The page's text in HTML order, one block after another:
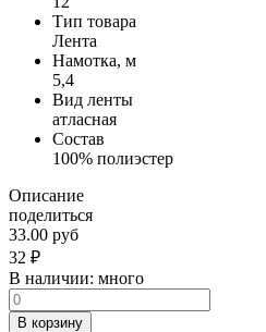
Тип товара
Лента
Намотка, м
5,4
Вид ленты
атласная
Состав
100% полиэстер
Описание
поделиться
33.00 руб
32 ₽
В наличии: много
В корзину